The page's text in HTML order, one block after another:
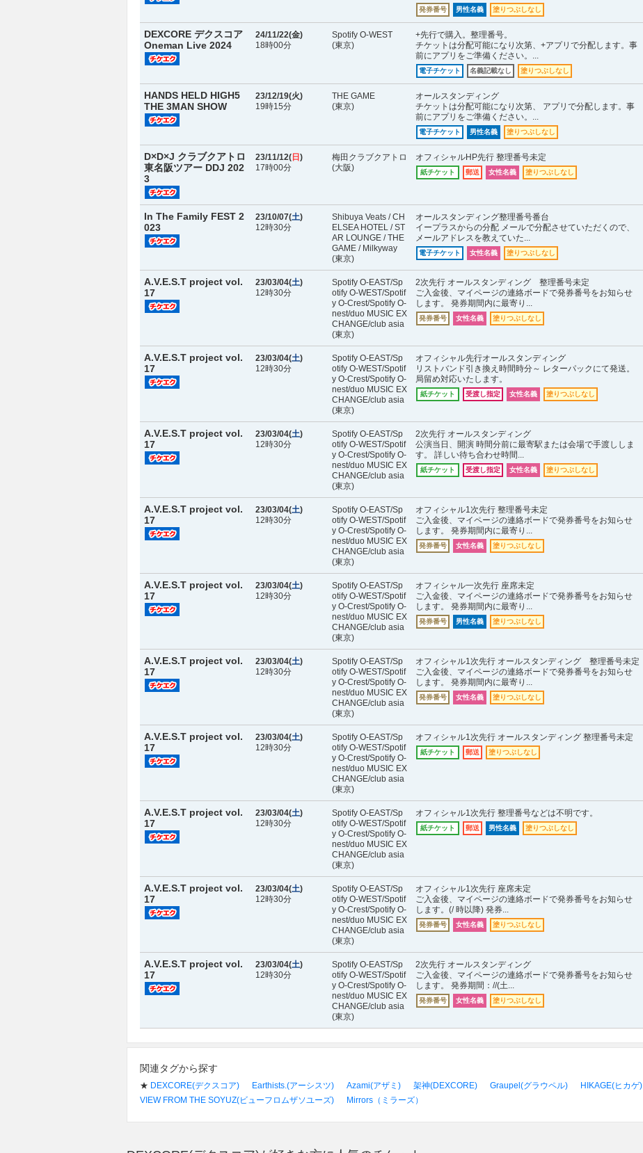
発券番号 男性名義 塗りつぶしなし
DEXCORE デクスコア
Oneman Live 2024
24/11/22(金)
18時00分
Spotify O-WEST
(東京)
+先行で購入。整理番号。
チケットは分配可能になり次第、+アプリで分配します。事
前にアプリをご準備ください。...
電子チケット 名義記載なし 塗りつぶしなし
HANDS HELD HIGH5
THE 3MAN SHOW
23/12/19(火)
19時15分
THE GAME
(東京)
オールスタンディング
チケットは分配可能になり次第、 アプリで分配します。事
前にアプリをご準備ください。...
電子チケット 男性名義 塗りつぶしなし
D×D×J クラブクアトロ
東名阪ツアー DDJ 202
3
23/11/12( 日 )
17時00分
梅田クラブクアトロ
(大阪)
オフィシャルHP先行 整理番号未定
紙チケット 郵送 女性名義 塗りつぶしなし
In The Family FEST 2
023
23/10/07(土)
12時30分
Shibuya Veats / CH
ELSEA HOTEL / ST
AR LOUNGE / THE
GAME / Milkyway
(東京)
オールスタンディング整理番号番台
イープラスからの分配 メールで分配させていただくので、
メールアドレスを教えていた...
電子チケット 女性名義 塗りつぶしなし
A.V.E.S.T project vol.
17
23/03/04(土)
12時30分
Spotify O-EAST/Sp
otify O-WEST/Spotif
y O-Crest/Spotify O-
nest/duo MUSIC EX
CHANGE/club asia
(東京)
2次先行 オールスタンディング 整理番号未定
ご入金後、マイページの連絡ボードで発券番号をお知らせ
します。 発券期間内に最寄り...
発券番号 女性名義 塗りつぶしなし
A.V.E.S.T project vol.
17
23/03/04(土)
12時30分
Spotify O-EAST/Sp
otify O-WEST/Spotif
y O-Crest/Spotify O-
nest/duo MUSIC EX
CHANGE/club asia
(東京)
オフィシャル先行オールスタンディング
リストバンド引き換え時間時分～ レターパックにて発送。
局留め対応いたします。
紙チケット 受渡し指定 女性名義 塗りつぶしなし
A.V.E.S.T project vol.
17
23/03/04(土)
12時30分
Spotify O-EAST/Sp
otify O-WEST/Spotif
y O-Crest/Spotify O-
nest/duo MUSIC EX
CHANGE/club asia
(東京)
2次先行 オールスタンディング
公演当日、開演 時間分前に最寄駅または会場で手渡ししま
す。 詳しい待ち合わせ時間...
紙チケット 受渡し指定 女性名義 塗りつぶしなし
A.V.E.S.T project vol.
17
23/03/04(土)
12時30分
Spotify O-EAST/Sp
otify O-WEST/Spotif
y O-Crest/Spotify O-
nest/duo MUSIC EX
CHANGE/club asia
(東京)
オフィシャル1次先行 整理番号未定
ご入金後、マイページの連絡ボードで発券番号をお知らせ
します。 発券期間内に最寄り...
発券番号 女性名義 塗りつぶしなし
A.V.E.S.T project vol.
17
23/03/04(土)
12時30分
Spotify O-EAST/Sp
otify O-WEST/Spotif
y O-Crest/Spotify O-
nest/duo MUSIC EX
CHANGE/club asia
(東京)
オフィシャル一次先行 座席未定
ご入金後、マイページの連絡ボードで発券番号をお知らせ
します。 発券期間内に最寄り...
発券番号 男性名義 塗りつぶしなし
A.V.E.S.T project vol.
17
23/03/04(土)
12時30分
Spotify O-EAST/Sp
otify O-WEST/Spotif
y O-Crest/Spotify O-
nest/duo MUSIC EX
CHANGE/club asia
(東京)
オフィシャル1次先行 オールスタンディング 整理番号未定
ご入金後、マイページの連絡ボードで発券番号をお知らせ
します。 発券期間内に最寄り...
発券番号 女性名義 塗りつぶしなし
A.V.E.S.T project vol.
17
23/03/04(土)
12時30分
Spotify O-EAST/Sp
otify O-WEST/Spotif
y O-Crest/Spotify O-
nest/duo MUSIC EX
CHANGE/club asia
(東京)
オフィシャル1次先行 オールスタンディング 整理番号未定
紙チケット 郵送 塗りつぶしなし
A.V.E.S.T project vol.
17
23/03/04(土)
12時30分
Spotify O-EAST/Sp
otify O-WEST/Spotif
y O-Crest/Spotify O-
nest/duo MUSIC EX
CHANGE/club asia
(東京)
オフィシャル1次先行 整理番号などは不明です。
紙チケット 郵送 男性名義 塗りつぶしなし
A.V.E.S.T project vol.
17
23/03/04(土)
12時30分
Spotify O-EAST/Sp
otify O-WEST/Spotif
y O-Crest/Spotify O-
nest/duo MUSIC EX
CHANGE/club asia
(東京)
オフィシャル1次先行 座席未定
ご入金後、マイページの連絡ボードで発券番号をお知らせ
します。(/ 時以降) 発券...
発券番号 女性名義 塗りつぶしなし
A.V.E.S.T project vol.
17
23/03/04(土)
12時30分
Spotify O-EAST/Sp
otify O-WEST/Spotif
y O-Crest/Spotify O-
nest/duo MUSIC EX
CHANGE/club asia
(東京)
2次先行 オールスタンディング
ご入金後、マイページの連絡ボードで発券番号をお知らせ
します。 発券期間：//(土...
発券番号 女性名義 塗りつぶしなし
関連タグから探す
★ DEXCORE(デクスコア) Earthists.(アーシスツ) Azami(アザミ) 架神(DEXCORE) Graupel(グラウペル)
HIKAGE(ヒカゲ)
VIEW FROM THE SOYUZ(ビューフロムザソユーズ)
Mirrors（ミラーズ）